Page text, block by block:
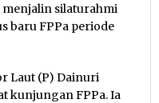
silaturahmi
baru FPPa periode
Laut (P) Dainuri
kunjungan FPPa. Ia